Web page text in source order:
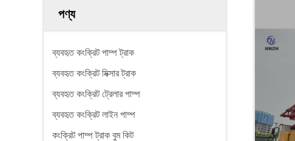
পণ্য
ব্যবহৃত কংক্রিট পাম্প ট্রাক
ব্যবহৃত কংক্রিট মিক্সার ট্রাক
ব্যবহৃত কংক্রিট ট্রেলার পাম্প
ব্যবহৃত কংক্রিট লাইন পাম্প
কংক্রিট পাম্প ট্রাক বুম কিট